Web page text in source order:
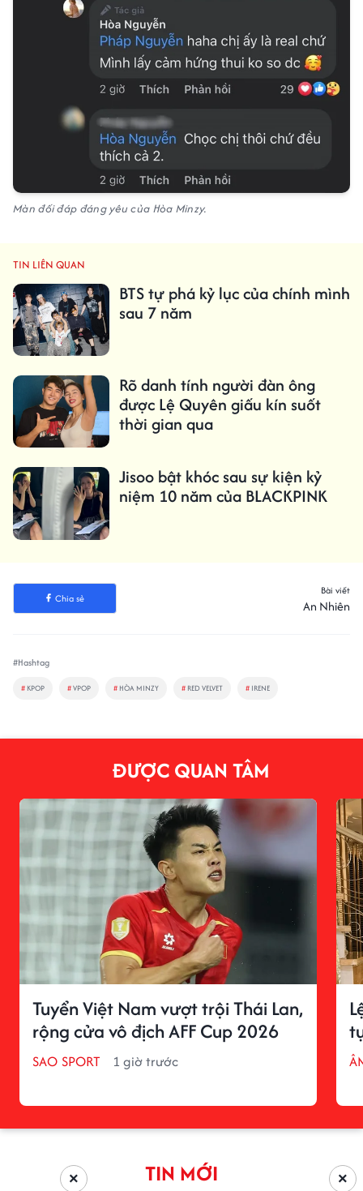
Màn đối đáp đáng yêu của Hòa Minzy.
TIN LIÊN QUAN
BTS tự phá kỷ lục của chính mình
sau 7 năm
Rõ danh tính người đàn ông
được Lệ Quyên giấu kín suốt
thời gian qua
Jisoo bật khóc sau sự kiện kỷ
niệm 10 năm của BLACKPINK
Chia sẻ
Bài viết
An Nhiên
#Hashtag
# KPOP #VPOP # HÒA MINZY # RED VELVET # IRENE
ĐƯỢC QUAN TÂM
Tuyển Việt Nam vượt trội Thái Lan,
rộng cửa vô địch AFF Cup 2026
SAO SPORT 1 giờ trước
TIN MỚI ×
×